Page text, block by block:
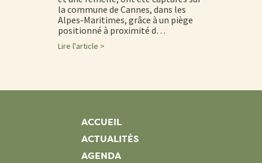
la commune de Cannes, dans les
Alpes-Maritimes, grâce à un piège
positionné à proximité d…
Lire l'article >
ACCUEIL
ACTUALITÉS
AGENDA